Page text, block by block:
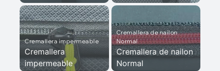
Cremallera impermeable
Cremallera
impermeable
Cremallera de nailon
Normal
Cremallera de nailon
Normal